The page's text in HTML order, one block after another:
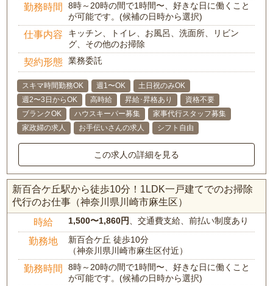
勤務時間
8時～20時の間で1時間〜、好きな日に働くこと
が可能です。(候補の日時から選択)
仕事内容
キッチン、トイレ、お風呂、洗面所、リビン
グ、その他のお掃除
契約形態 業務委託
スキマ時間勤務OK 週1〜OK
土日祝のみOK
週2〜3日からOK
高時給 昇給･昇格あり
資格不要
ブランクOK
ハウスキーパー募集
家事代行スタッフ募集
家政婦の求人
お手伝いさんの求人 シフト自由
この求人の詳細を見る
新百合ケ丘駅から徒歩10分！1LDK一戸建てでのお掃除
代行のお仕事（神奈川県川崎市麻生区）
時給 1,500〜1,860円 、交通費支給、前払い制度あり
勤務地
新百合ケ丘 徒歩10分
（神奈川県川崎市麻生区付近）
勤務時間
8時～20時の間で1時間〜、好きな日に働くこと
が可能です。(候補の日時から選択)